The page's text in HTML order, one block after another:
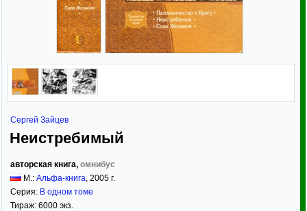
Сергей Зайцев
Неистребимый
авторская книга, омнибус
М.: Альфа-книга, 2005 г.
Серия: В одном томе
Тираж: 6000 экз.